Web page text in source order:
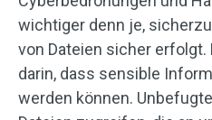
wichtiger denn je,
von Dateien sicher
darin, dass sensible
werden können.